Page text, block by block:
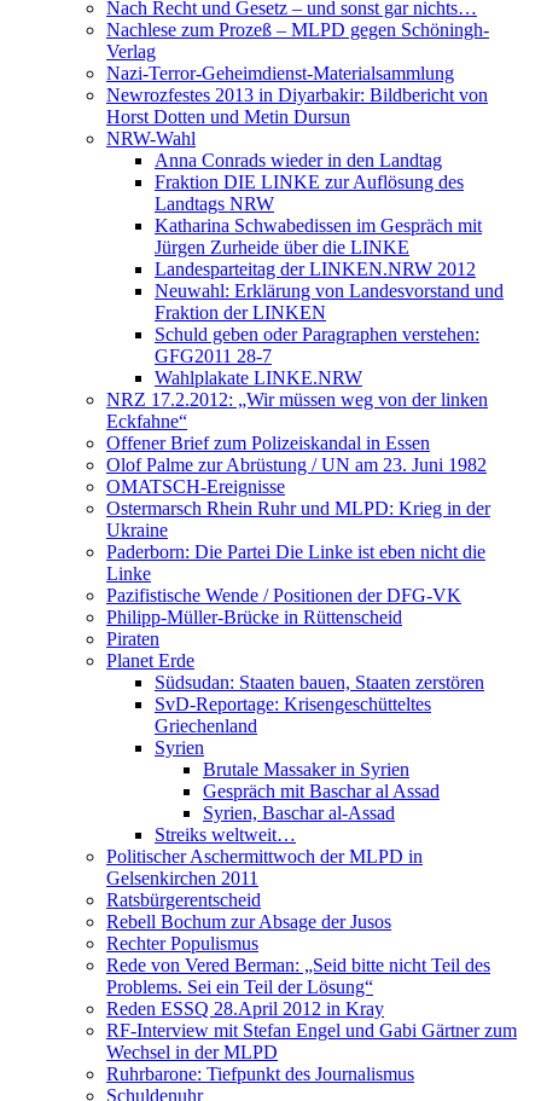
Nach Recht und Gesetz – und sonst gar nichts…
Nachlese zum Prozeß – MLPD gegen Schöningh-
Verlag
Nazi-Terror-Geheimdienst-Materialsammlung
Newrozfestes 2013 in Diyarbakir: Bildbericht von
Horst Dotten und Metin Dursun
NRW-Wahl
Anna Conrads wieder in den Landtag
Fraktion DIE LINKE zur Auflösung des
Landtags NRW
Katharina Schwabedissen im Gespräch mit
Jürgen Zurheide über die LINKE
Landesparteitag der LINKEN.NRW 2012
Neuwahl: Erklärung von Landesvorstand und
Fraktion der LINKEN
Schuld geben oder Paragraphen verstehen:
GFG2011 28-7
Wahlplakate LINKE.NRW
NRZ 17.2.2012: „Wir müssen weg von der linken
Eckfahne“
Offener Brief zum Polizeiskandal in Essen
Olof Palme zur Abrüstung / UN am 23. Juni 1982
OMATSCH-Ereignisse
Ostermarsch Rhein Ruhr und MLPD: Krieg in der
Ukraine
Paderborn: Die Partei Die Linke ist eben nicht die
Linke
Pazifistische Wende / Positionen der DFG-VK
Philipp-Müller-Brücke in Rüttenscheid
Piraten
Planet Erde
Südsudan: Staaten bauen, Staaten zerstören
SvD-Reportage: Krisengeschütteltes
Griechenland
Syrien
Brutale Massaker in Syrien
Gespräch mit Baschar al Assad
Syrien, Baschar al-Assad
Streiks weltweit…
Politischer Aschermittwoch der MLPD in
Gelsenkirchen 2011
Ratsbürgerentscheid
Rebell Bochum zur Absage der Jusos
Rechter Populismus
Rede von Vered Berman: „Seid bitte nicht Teil des
Problems. Sei ein Teil der Lösung“
Reden ESSQ 28.April 2012 in Kray
RF-Interview mit Stefan Engel und Gabi Gärtner zum
Wechsel in der MLPD
Ruhrbarone: Tiefpunkt des Journalismus
Schuldenuhr